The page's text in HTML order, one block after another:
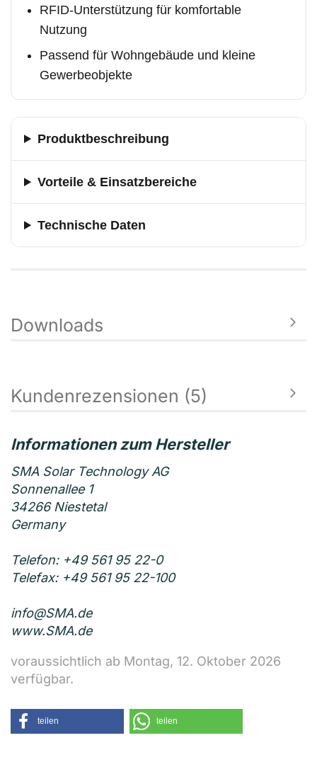
RFID-Unterstützung für komfortable
Nutzung
Passend für Wohngebäude und kleine
Gewerbeobjekte
Produktbeschreibung
Vorteile & Einsatzbereiche
Technische Daten
Downloads
Kundenrezensionen (5)
SMA Solar Technology AG
Sonnenallee 1
34266 Niestetal
Germany
Telefon: +49 561 95 22-0
Telefax: +49 561 95 22-100
info@SMA.de
www.SMA.de
voraussichtlich ab Montag, 12. Oktober 2026
verfügbar.
teilen teilen